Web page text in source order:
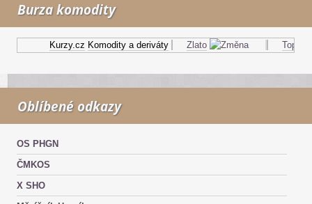
Burza komodity
Kurzy.cz Komodity a deriváty Zlato Topný
Oblíbené odkazy
OS PHGN
ČMKOS
X SHO